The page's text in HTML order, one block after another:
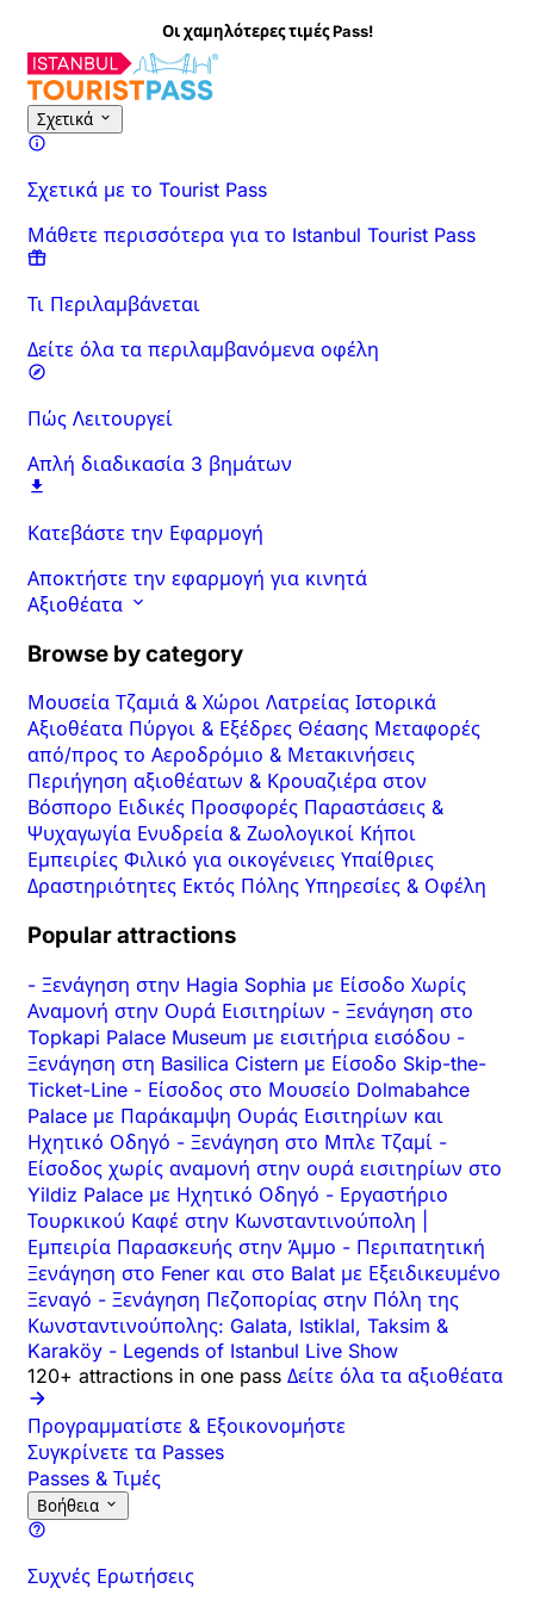
χαμηλότερες τιμές Pass!
Σχετικά
Σχετικά με το Tourist Pass
Μάθετε περισσότερα για το Istanbul Tourist Pass
Τι Περιλαμβάνεται
Δείτε όλα τα περιλαμβανόμενα οφέλη
Πώς Λειτουργεί
Απλή διαδικασία 3 βημάτων
Κατεβάστε την Εφαρμογή
Αποκτήστε την εφαρμογή για κινητά
Αξιοθέατα
Browse by category
Μουσεία Τζαμιά & Χώροι Λατρείας Ιστορικά
Αξιοθέατα Πύργοι & Εξέδρες Θέασης Μεταφορές
από/προς το Αεροδρόμιο & Μετακινήσεις
Περιήγηση αξιοθέατων & Κρουαζιέρα στον
Βόσπορο Ειδικές Προσφορές Παραστάσεις &
Ψυχαγωγία Ενυδρεία & Ζωολογικοί Κήποι
Εμπειρίες Φιλικό για οικογένειες Υπαίθριες
Δραστηριότητες Εκτός Πόλης Υπηρεσίες & Οφέλη
Popular attractions
- Ξενάγηση στην Hagia Sophia με Είσοδο Χωρίς
Αναμονή στην Ουρά Εισιτηρίων - Ξενάγηση στο
Topkapi Palace Museum με εισιτήρια εισόδου -
Ξενάγηση στη Basilica Cistern με Είσοδο Skip-the-
Ticket-Line - Είσοδος στο Μουσείο Dolmabahce
Palace με Παράκαμψη Ουράς Εισιτηρίων και
Ηχητικό Οδηγό - Ξενάγηση στο Μπλε Τζαμί -
Είσοδος χωρίς αναμονή στην ουρά εισιτηρίων στο
Yildiz Palace με Ηχητικό Οδηγό - Εργαστήριο
Τουρκικού Καφέ στην Κωνσταντινούπολη |
Εμπειρία Παρασκευής στην Άμμο - Περιπατητική
Ξενάγηση στο Fener και στο Balat με Εξειδικευμένο
Ξεναγό - Ξενάγηση Πεζοπορίας στην Πόλη της
Κωνσταντινούπολης: Galata, Istiklal, Taksim &
Karaköy - Legends of Istanbul Live Show
120+ attractions in one pass Δείτε όλα τα αξιοθέατα
Προγραμματίστε & Εξοικονομήστε
Συγκρίνετε τα Passes
Passes & Τιμές
Βοήθεια
Συχνές Ερωτήσεις
Σχετικά με τη Δραστηριότητα Επισκόπηση